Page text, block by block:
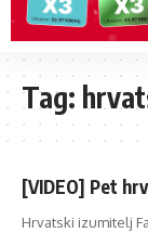
Tag:
[VIDEO] Pet
Hrvatski izumitelj